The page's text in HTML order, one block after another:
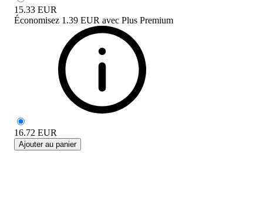
15.33 EUR
Économisez 1.39 EUR avec Plus Premium
16.72 EUR
Ajouter au panier